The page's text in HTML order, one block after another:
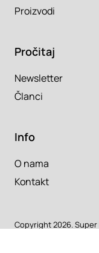
Proizvodi
Pročitaj
Newsletter
Članci
Info
O nama
Kontakt
Copyright 2026.